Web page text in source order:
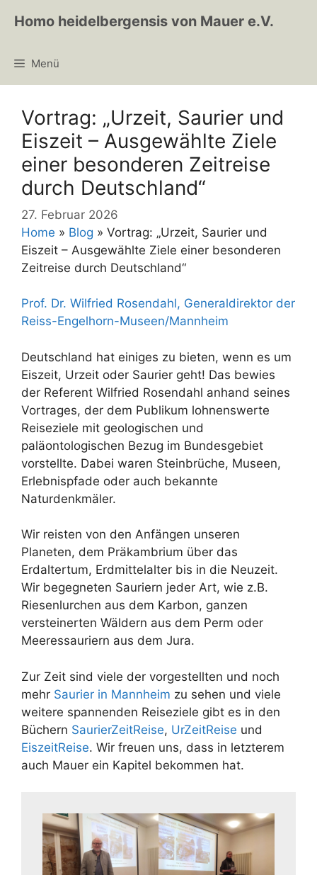
InhaltHomo heidelbergensis von Mauer e.V.
Menü
Vortrag: „Urzeit, Saurier und
Eiszeit – Ausgewählte Ziele
einer besonderen Zeitreise
durch Deutschland“
27. Februar 2026
Home » Blog » Vortrag: „Urzeit, Saurier und
Eiszeit – Ausgewählte Ziele einer besonderen
Zeitreise durch Deutschland“
Prof. Dr. Wilfried Rosendahl, Generaldirektor der
Reiss-Engelhorn-Museen/Mannheim
Deutschland hat einiges zu bieten, wenn es um
Eiszeit, Urzeit oder Saurier geht! Das bewies
der Referent Wilfried Rosendahl anhand seines
Vortrages, der dem Publikum lohnenswerte
Reiseziele mit geologischen und
paläontologischen Bezug im Bundesgebiet
vorstellte. Dabei waren Steinbrüche, Museen,
Erlebnispfade oder auch bekannte
Naturdenkmäler.
Wir reisten von den Anfängen unseren
Planeten, dem Präkambrium über das
Erdaltertum, Erdmittelalter bis in die Neuzeit.
Wir begegneten Sauriern jeder Art, wie z.B.
Riesenlurchen aus dem Karbon, ganzen
versteinerten Wäldern aus dem Perm oder
Meeressauriern aus dem Jura.
Zur Zeit sind viele der vorgestellten und noch
mehr Saurier in Mannheim zu sehen und viele
weitere spannenden Reiseziele gibt es in den
Büchern SaurierZeitReise, UrZeitReise und
EiszeitReise. Wir freuen uns, dass in letzterem
auch Mauer ein Kapitel bekommen hat.